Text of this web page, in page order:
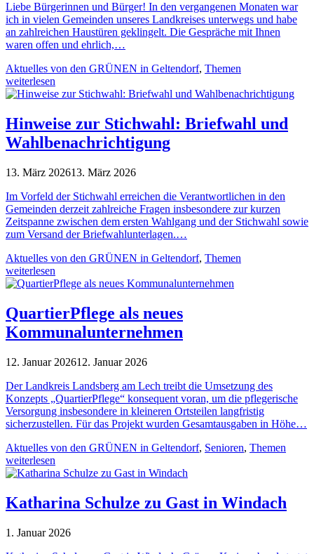
Liebe Bürgerinnen und Bürger! In den vergangenen Monaten war
ich in vielen Gemeinden unseres Landkreises unterwegs und habe
an zahlreichen Haustüren geklingelt. Die Gespräche mit Ihnen
waren offen und ehrlich,…
Aktuelles von den GRÜNEN in Geltendorf, Themen
weiterlesen
Hinweise zur Stichwahl: Briefwahl und
Wahlbenachrichtigung
13. März 202613. März 2026
Im Vorfeld der Stichwahl erreichen die Verantwortlichen in den
Gemeinden derzeit zahlreiche Fragen insbesondere zur kurzen
Zeitspanne zwischen dem ersten Wahlgang und der Stichwahl sowie
zum Versand der Briefwahlunterlagen.…
Aktuelles von den GRÜNEN in Geltendorf, Themen
weiterlesen
QuartierPflege als neues
Kommunalunternehmen
12. Januar 202612. Januar 2026
Der Landkreis Landsberg am Lech treibt die Umsetzung des
Konzepts „QuartierPflege“ konsequent voran, um die pflegerische
Versorgung insbesondere in kleineren Ortsteilen langfristig
sicherzustellen. Für das Projekt wurden Gesamtausgaben in Höhe…
Aktuelles von den GRÜNEN in Geltendorf, Senioren, Themen
weiterlesen
Katharina Schulze zu Gast in Windach
1. Januar 2026